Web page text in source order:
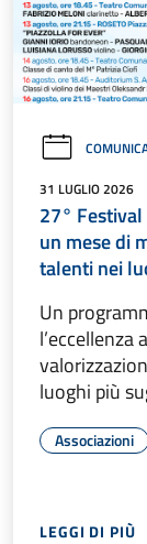
31 LUGLIO 2026
27°
un mese di
talenti nei
Un
luoghi più
Associazioni
LEGGI DI PIÙ